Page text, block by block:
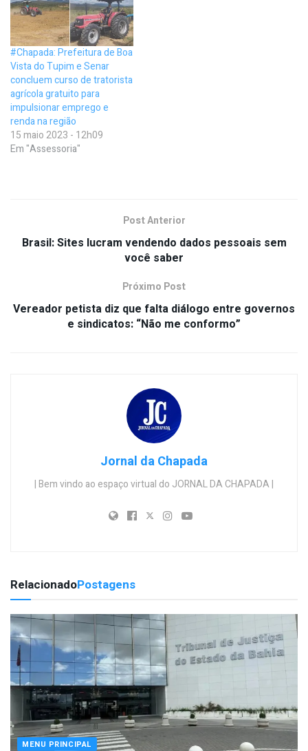
#Chapada: Prefeitura de Boa
Vista do Tupim e Senar
concluem curso de tratorista
agrícola gratuito para
impulsionar emprego e
renda na região
15 maio 2023 - 12h09
Em "Assessoria"
Post Anterior
Brasil: Sites lucram vendendo dados pessoais sem
você saber
Próximo Post
Vereador petista diz que falta diálogo entre governos
e sindicatos: “Não me conformo”
Jornal da Chapada
| Bem vindo ao espaço virtual do JORNAL DA CHAPADA |
RelacionadoPostagens
MENU PRINCIPAL